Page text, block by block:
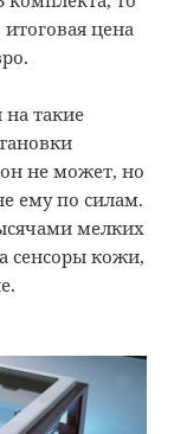
цена
на такие
не может, но
ему по силам.
мелких
сенсоры кожи,